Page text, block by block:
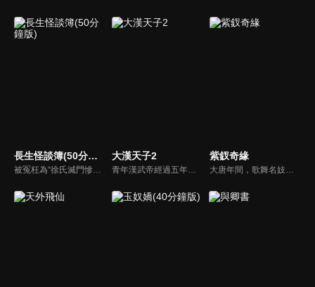
長生怪談簿(50分鐘版)
被冤枉為“徐氏滅門慘案”兇手的主人公在多年後深陷倖存者的複仇圈套，成功說服其共同對抗真兇，並找出真相的故事。整個故事發生在一個荒山客棧，眾人鬥智斗勇，一步步揭開每個人的秘密，還原案件本來面目。
大漢天子2
青年漢武帝經過五年執政，平息後宮勢力、抗拒外患入侵、粉碎政變陰謀，坐穩了皇帝寶座，正是開展雄才大略之時。能臣汲黯受到賞識，並引薦另一位奇才主父偃，漢武帝視其張固再世，委以重任。國力強盛使漢武帝屢屢北伐外族，只是規模巨大的戰爭使漢室逐漸捉襟見肘，諸侯勢力蠢蠢欲動。
紫釵奇緣
大唐年間，歌舞名妓霍小玉、風流俠客納蘭東、書香才子李益和巾幗紅顏盧靖瀾為首的風騷人物，彼此錯綜複雜的命運與感情糾葛。一場指腹為婚的誤會，造成浪漫卻無果的錯點鴛鴦，他們在階級差異與強權壓迫中勇於追求真愛，在宮廷權謀與世俗現實的拉扯中身不由己地被推向命運的叉路...